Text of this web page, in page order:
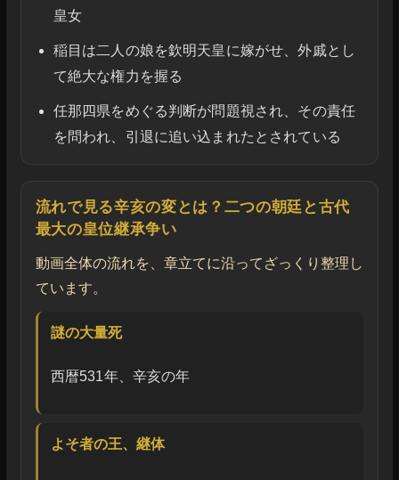
皇女
稲目は二人の娘を欽明天皇に嫁がせ、外戚とし
て絶大な権力を握る
任那四県をめぐる判断が問題視され、その責任
を問われ、引退に追い込まれたとされている
流れで見る辛亥の変とは？二つの朝廷と古代
最大の皇位継承争い
動画全体の流れを、章立てに沿ってざっくり整理し
ています。
謎の大量死
西暦531年、辛亥の年
よそ者の王、継体